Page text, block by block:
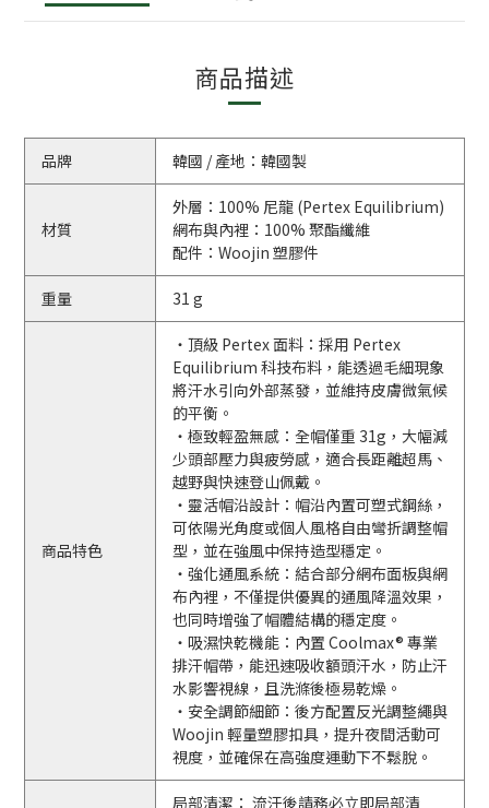
商品描述
品牌 韓國 / 產地：韓國製
材質
外層：100% 尼龍 (Pertex Equilibrium)
網布與內裡：100% 聚酯纖維
配件：Woojin 塑膠件
重量 31 g
商品特色
・頂級 Pertex 面料：採用 Pertex
Equilibrium 科技布料，能透過毛細現象
將汗水引向外部蒸發，並維持皮膚微氣候
的平衡。
・極致輕盈無感：全帽僅重 31g，大幅減
少頭部壓力與疲勞感，適合長距離超馬、
越野與快速登山佩戴。
・靈活帽沿設計：帽沿內置可塑式鋼絲，
可依陽光角度或個人風格自由彎折調整帽
型，並在強風中保持造型穩定。
・強化通風系統：結合部分網布面板與網
布內裡，不僅提供優異的通風降溫效果，
也同時增強了帽體結構的穩定度。
・吸濕快乾機能：內置 Coolmax® 專業
排汗帽帶，能迅速吸收額頭汗水，防止汗
水影響視線，且洗滌後極易乾燥。
・安全調節細節：後方配置反光調整繩與
Woojin 輕量塑膠扣具，提升夜間活動可
視度，並確保在高強度運動下不鬆脫。
局部清潔： 流汗後請務必立即局部清